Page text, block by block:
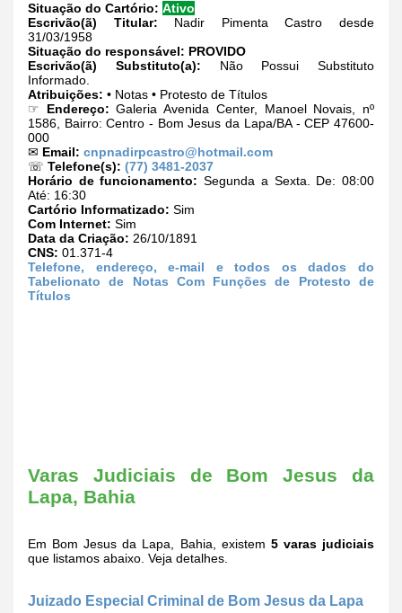
Situação do Cartório: Ativo
Escrivão(ã) Titular: Nadir Pimenta Castro desde
31/03/1958
Situação do responsável: PROVIDO
Escrivão(ã) Substituto(a): Não Possui Substituto
Informado.
Atribuições: • Notas • Protesto de Títulos
☞ Endereço: Galeria Avenida Center, Manoel Novais, nº
1586, Bairro: Centro - Bom Jesus da Lapa/BA - CEP 47600-
000
✉ Email: cnpnadirpcastro@hotmail.com
☏ Telefone(s): (77) 3481-2037
Horário de funcionamento: Segunda a Sexta. De: 08:00
Até: 16:30
Cartório Informatizado: Sim
Com Internet: Sim
Data da Criação: 26/10/1891
CNS: 01.371-4
Telefone, endereço, e-mail e todos os dados do
Tabelionato de Notas Com Funções de Protesto de
Títulos
Varas Judiciais de Bom Jesus da
Lapa, Bahia
Em Bom Jesus da Lapa, Bahia, existem 5 varas judiciais
que listamos abaixo. Veja detalhes.
Juizado Especial Criminal de Bom Jesus da Lapa